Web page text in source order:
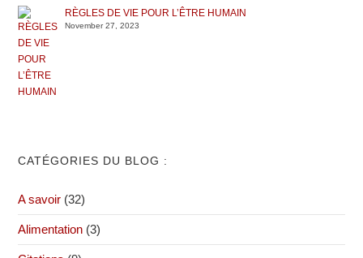
RÈGLES DE VIE POUR L’ÊTRE HUMAIN
November 27, 2023
CATÉGORIES DU BLOG :
A savoir (32)
Alimentation (3)